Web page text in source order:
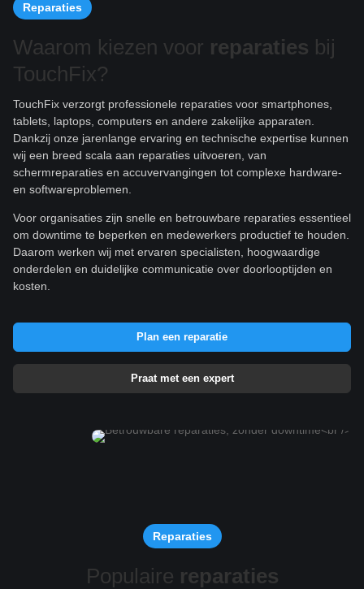
Reparaties
Waarom kiezen voor reparaties bij
TouchFix?
TouchFix verzorgt professionele reparaties voor smartphones,
tablets, laptops, computers en andere zakelijke apparaten.
Dankzij onze jarenlange ervaring en technische expertise kunnen
wij een breed scala aan reparaties uitvoeren, van
schermreparaties en accuvervangingen tot complexe hardware-
en softwareproblemen.
Voor organisaties zijn snelle en betrouwbare reparaties essentieel
om downtime te beperken en medewerkers productief te houden.
Daarom werken wij met ervaren specialisten, hoogwaardige
onderdelen en duidelijke communicatie over doorlooptijden en
kosten.
Plan een reparatie
Praat met een expert
Reparaties
Populaire reparaties